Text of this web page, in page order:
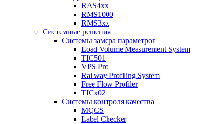
RAS4xx
RMS1000
RMS3xx
Системные решения
Системы замера параметров
Load Volume Measurement System
TIC501
VPS Pro
Railway Profiling System
Free Flow Profiler
TICx02
Системы контроля качества
MQCS
Label Checker